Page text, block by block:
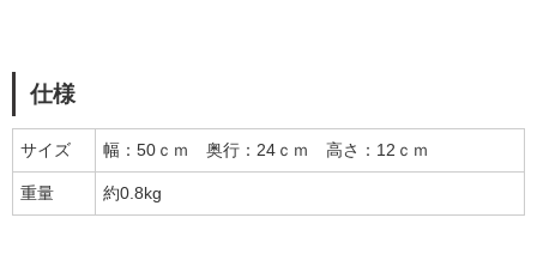
仕様
サイズ 幅：50ｃｍ 奥行：24ｃｍ 高さ：12ｃｍ
重量 約0.8kg